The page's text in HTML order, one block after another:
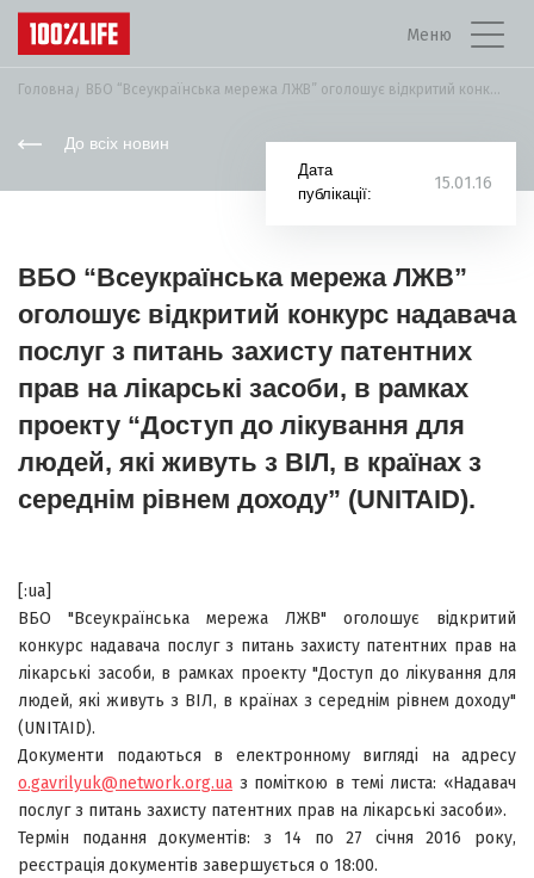
Меню
Головна ВБО “Всеукраїнська мережа ЛЖВ” оголошує відкритий конкурс...
До всіх новин
Дата
публікації:
15.01.16
ВБО “Всеукраїнська мережа ЛЖВ”
оголошує відкритий конкурс надавача
послуг з питань захисту патентних
прав на лікарські засоби, в рамках
проекту “Доступ до лікування для
людей, які живуть з ВІЛ, в країнах з
середнім рівнем доходу” (UNITAID).
[:ua]
ВБО "Всеукраїнська мережа ЛЖВ" оголошує відкритий
конкурс надавача послуг з питань захисту патентних прав на
лікарські засоби, в рамках проекту "Доступ до лікування для
людей, які живуть з ВІЛ, в країнах з середнім рівнем доходу"
(UNITAID).
Документи подаються в електронному вигляді на адресу
o.gavrilyuk@network.org.ua з поміткою в темі листа: «Надавач
послуг з питань захисту патентних прав на лікарські засоби».
Термін подання документів: з 14 по 27 січня 2016 року,
реєстрація документів завершується о 18:00.